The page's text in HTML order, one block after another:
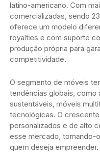
latino-americano. Com
comercializadas, sendo
oferece um modelo
royalties e com suporte
produção própria para
competitividade.
O segmento de móveis
tendências globais, como
sustentáveis, móveis
tecnológicas. O
personalizados e de alto
esse mercado, tornando-
quem deseja empreender.